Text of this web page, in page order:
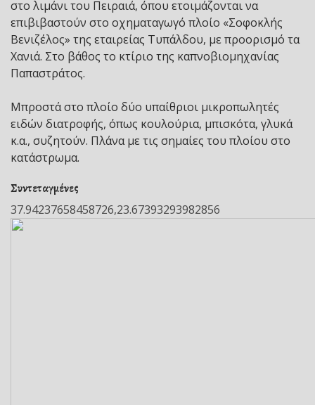
στο λιμάνι του Πειραιά, όπου ετοιμάζονται να
επιβιβαστούν στο οχηματαγωγό πλοίο «Σοφοκλής
Βενιζέλος» της εταιρείας Τυπάλδου, με προορισμό τα
Χανιά. Στο βάθος το κτίριο της καπνοβιομηχανίας
Παπαστράτος.
Μπροστά στο πλοίο δύο υπαίθριοι μικροπωλητές
ειδών διατροφής, όπως κουλούρια, μπισκότα, γλυκά
κ.α., συζητούν. Πλάνα με τις σημαίες του πλοίου στο
κατάστρωμα.
Συντεταγμένες
37.94237658458726,23.67393293982856